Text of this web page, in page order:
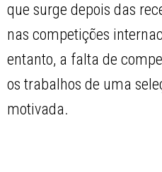
que surge depois das
nas competições
entanto, a falta de
os trabalhos de uma
motivada.